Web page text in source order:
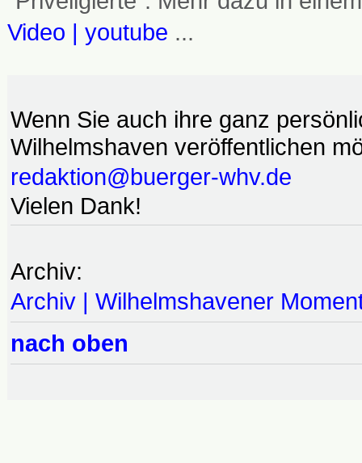
Video | youtube ...
Wenn Sie auch ihre ganz
Wilhelmshaven veröffentlichen
redaktion@buerger-whv.de
Vielen Dank!
Archiv:
Archiv | Wilhelmshavener
nach oben